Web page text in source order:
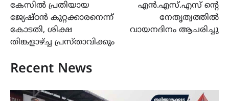
കേസിൽ പ്രതിയായ
ജ്യേഷ്‌ഠൻ കുറ്റക്കാരനെന്ന്
കോടതി, ശിക്ഷ
തിങ്കളാഴ്ച്ച പ്രസ്താവിക്കും
എൻ.എസ്.എസ് ന്റെ
നേതൃത്വത്തിൽ
വായനദിനം ആചരിച്ചു
Recent News